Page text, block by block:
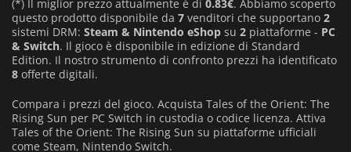
(*) Il miglior prezzo attualmente è di 0.83€. Abbiamo scoperto
questo prodotto disponibile da 7 venditori che supportano 2
sistemi DRM: Steam & Nintendo eShop su 2 piattaforme - PC
& Switch. Il gioco è disponibile in edizione di Standard
Edition. Il nostro strumento di confronto prezzi ha identificato
8 offerte digitali.
Compara i prezzi del gioco. Acquista Tales of the Orient: The
Rising Sun per PC Switch in custodia o codice licenza. Attiva
Tales of the Orient: The Rising Sun su piattaforme ufficiali
come Steam, Nintendo Switch.